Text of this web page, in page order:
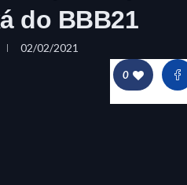
do BBB21
02/02/2021
0